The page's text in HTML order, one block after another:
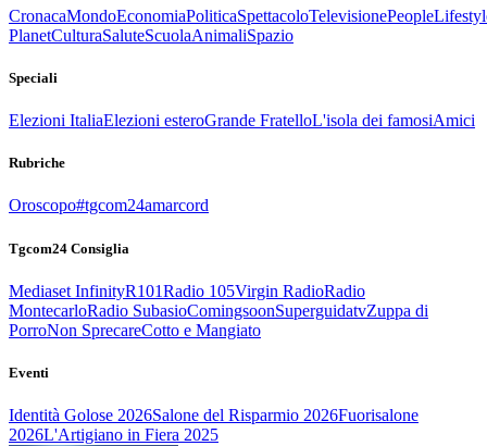
CronacaMondoEconomiaPoliticaSpettacoloTelevisionePeople
PlanetCulturaSaluteScuolaAnimaliSpazio
Speciali
Elezioni ItaliaElezioni esteroGrande FratelloL'isola dei famosiAmici
Rubriche
Oroscopo#tgcom24amarcord
Tgcom24 Consiglia
Mediaset InfinityR101Radio 105Virgin RadioRadio
MontecarloRadio SubasioComingsoonSuperguidatvZuppa di
PorroNon SprecareCotto e Mangiato
Eventi
Identità Golose 2026Salone del Risparmio 2026Fuorisalone
2026L'Artigiano in Fiera 2025